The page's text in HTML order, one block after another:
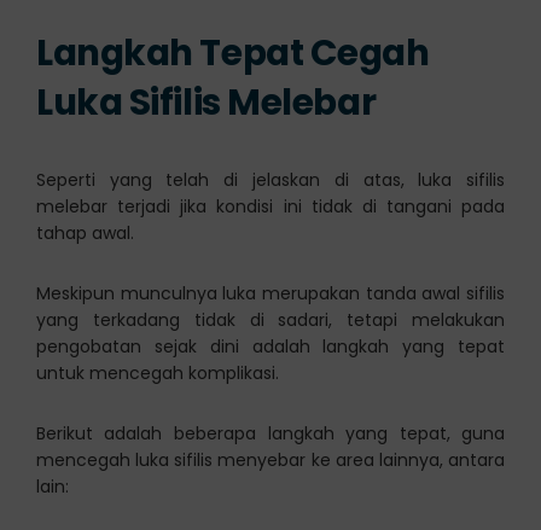
Langkah Tepat Cegah
Luka Sifilis Melebar
Seperti yang telah di jelaskan di atas, luka sifilis
melebar terjadi jika kondisi ini tidak di tangani pada
tahap awal.
Meskipun munculnya luka merupakan tanda awal sifilis
yang terkadang tidak di sadari, tetapi melakukan
pengobatan sejak dini adalah langkah yang tepat
untuk mencegah komplikasi.
Berikut adalah beberapa langkah yang tepat, guna
mencegah luka sifilis menyebar ke area lainnya, antara
lain: